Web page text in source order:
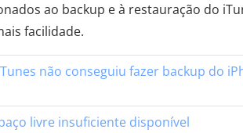
ao backup e à restauração do
facilidade.
não conseguiu fazer backup do
livre insuficiente disponível